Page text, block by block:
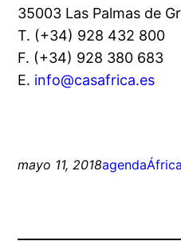
35003 Las Palmas de
T. (+34) 928 432 800
F. (+34) 928 380 683
E. info@casafrica.es
mayo 11, 2018agendaÁfrica